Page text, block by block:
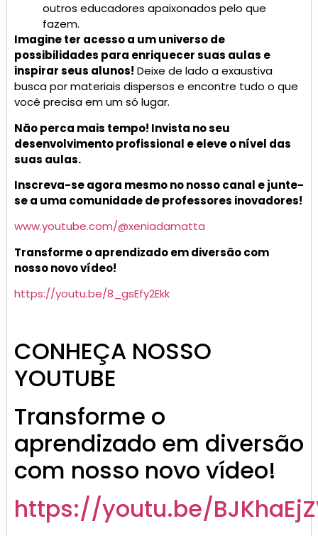
outros educadores apaixonados pelo que
fazem.
Imagine ter acesso a um universo de
possibilidades para enriquecer suas aulas e
inspirar seus alunos! Deixe de lado a exaustiva
busca por materiais dispersos e encontre tudo o que
você precisa em um só lugar.
Não perca mais tempo! Invista no seu
desenvolvimento profissional e eleve o nível das
suas aulas.
Inscreva-se agora mesmo no nosso canal e junte-
se a uma comunidade de professores inovadores!
www.youtube.com/@xeniadamatta
Transforme o aprendizado em diversão com
nosso novo vídeo!
https://youtu.be/8_gsEfy2Ekk
CONHEÇA NOSSO
YOUTUBE
Transforme o
aprendizado em diversão
com nosso novo vídeo!
https://youtu.be/